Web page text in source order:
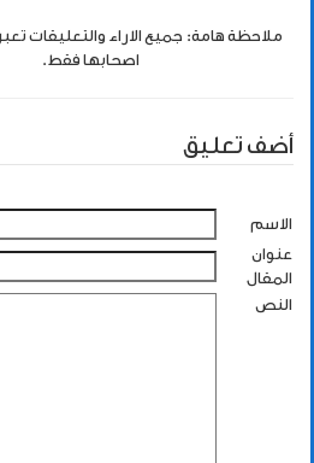
ملاحظة هامة: جميع الاراء والتعليقات
اصحابها فقط.
أضف تعليق
الاسم
عنوان
المقال
النص